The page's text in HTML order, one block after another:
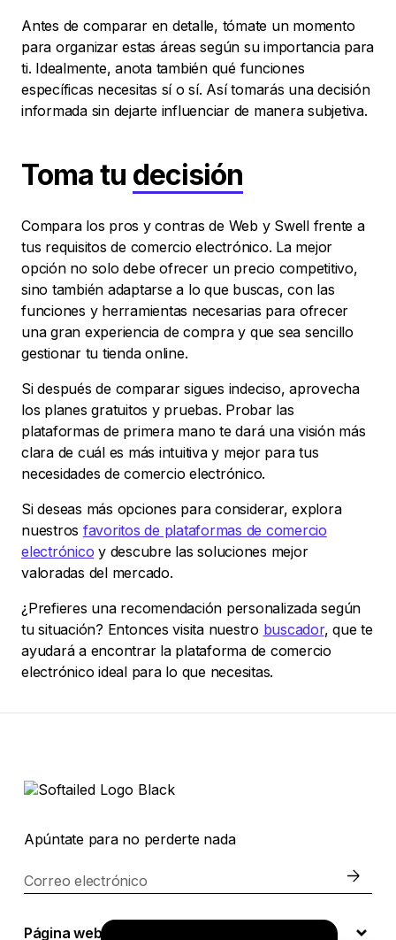
Antes de comparar en detalle, tómate un momento
para organizar estas áreas según su importancia para
ti. Idealmente, anota también qué funciones
específicas necesitas sí o sí. Así tomarás una decisión
informada sin dejarte influenciar de manera subjetiva.
Toma tu decisión
Compara los pros y contras de Web y Swell frente a
tus requisitos de comercio electrónico. La mejor
opción no solo debe ofrecer un precio competitivo,
sino también adaptarse a lo que buscas, con las
funciones y herramientas necesarias para ofrecer
una gran experiencia de compra y que sea sencillo
gestionar tu tienda online.
Si después de comparar sigues indeciso, aprovecha
los planes gratuitos y pruebas. Probar las
plataformas de primera mano te dará una visión más
clara de cuál es más intuitiva y mejor para tus
necesidades de comercio electrónico.
Si deseas más opciones para considerar, explora
nuestros favoritos de plataformas de comercio
electrónico y descubre las soluciones mejor
valoradas del mercado.
¿Prefieres una recomendación personalizada según
tu situación? Entonces visita nuestro buscador, que te
ayudará a encontrar la plataforma de comercio
electrónico ideal para lo que necesitas.
Apúntate para no perderte nada
Correo electrónico
Página web